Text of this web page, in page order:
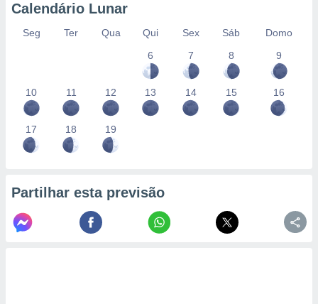
Calendário Lunar
Seg Ter Qua Qui Sex Sáb
Domo
6
7 8 9
10 11 12 13 14 15 16
17 18 19
Partilhar esta previsão